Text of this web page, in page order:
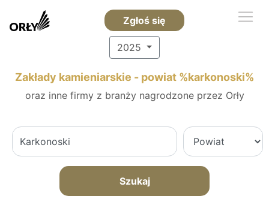
Zgłoś się
2025
Zakłady kamieniarskie - powiat %karkonoski%
oraz inne firmy z branży nagrodzone przez Orły
Szukaj